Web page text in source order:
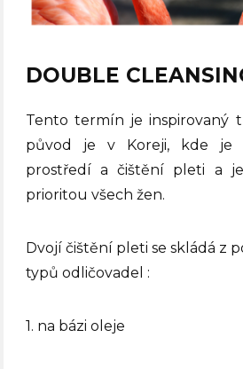
DOUBLE
Tento termín je inspirovaný
původ je v Koreji, kde je
prostředí a čištění pleti a
prioritou všech žen.
Dvojí čištění pleti se skládá z
typů odličovadel :
1. na bázi oleje